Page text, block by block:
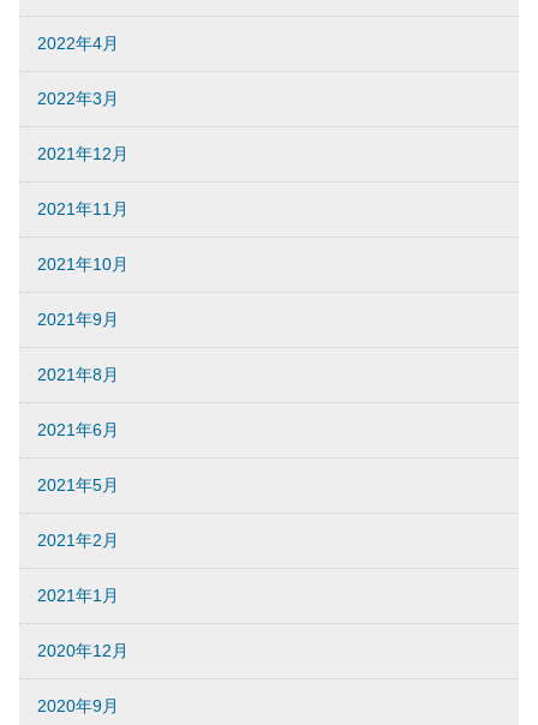
2022年4月
2022年3月
2021年12月
2021年11月
2021年10月
2021年9月
2021年8月
2021年6月
2021年5月
2021年2月
2021年1月
2020年12月
2020年9月